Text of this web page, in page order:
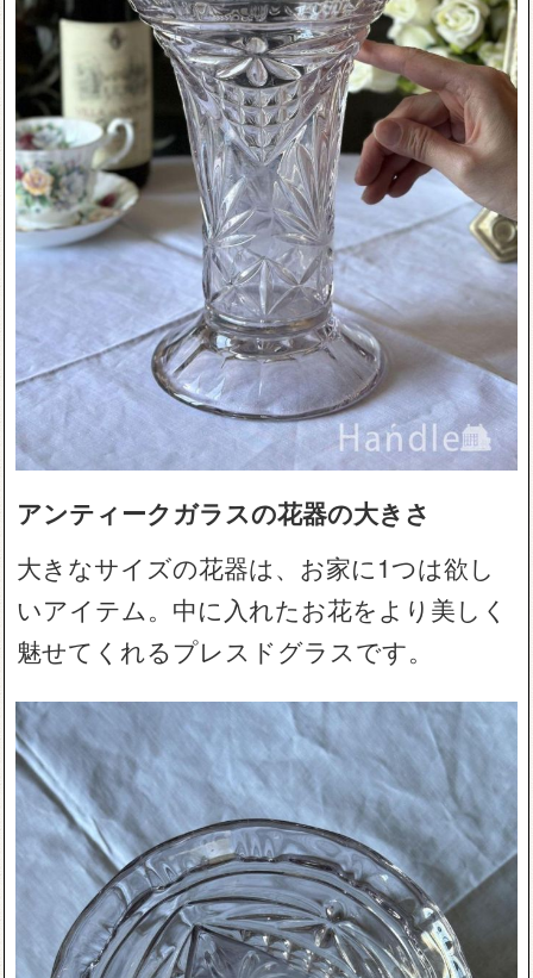
アンティークガラスの花器の大きさ
大きなサイズの花器は、お家に1つは欲し
いアイテム。中に入れたお花をより美しく
魅せてくれるプレスドグラスです。